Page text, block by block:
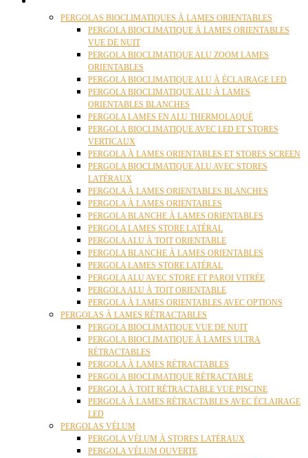
PERGOLAS BIOCLIMATIQUES À LAMES ORIENTABLES
PERGOLA BIOCLIMATIQUE À LAMES ORIENTABLES
VUE DE NUIT
PERGOLA BIOCLIMATIQUE ALU ZOOM LAMES
ORIENTABLES
PERGOLA BIOCLIMATIQUE ALU À ÉCLAIRAGE LED
PERGOLA BIOCLIMATIQUE ALU À LAMES
ORIENTABLES BLANCHES
PERGOLA LAMES EN ALU THERMOLAQUÉ
PERGOLA BIOCLIMATIQUE AVEC LED ET STORES
VERTICAUX
PERGOLA À LAMES ORIENTABLES ET STORES SCREEN
PERGOLA BIOCLIMATIQUE ALU AVEC STORES
LATÉRAUX
PERGOLA À LAMES ORIENTABLES BLANCHES
PERGOLA À LAMES ORIENTABLES
PERGOLA BLANCHE À LAMES ORIENTABLES
PERGOLA LAMES STORE LATÉRAL
PERGOLA ALU À TOIT ORIENTABLE
PERGOLA BLANCHE À LAMES ORIENTABLES
PERGOLA LAMES STORE LATÉRAL
PERGOLA ALU AVEC STORE ET PAROI VITRÉE
PERGOLA ALU À TOIT ORIENTABLE
PERGOLA À LAMES ORIENTABLES AVEC OPTIONS
PERGOLAS À LAMES RÉTRACTABLES
PERGOLA BIOCLIMATIQUE VUE DE NUIT
PERGOLA BIOCLIMATIQUE À LAMES ULTRA
RÉTRACTABLES
PERGOLA À LAMES RÉTRACTABLES
PERGOLA BIOCLIMATIQUE RÉTRACTABLE
PERGOLA À TOIT RÉTRACTABLE VUE PISCINE
PERGOLA À LAMES RÉTRACTABLES AVEC ÉCLAIRAGE
LED
PERGOLAS VÉLUM
PERGOLA VÉLUM À STORES LATÉRAUX
PERGOLA VÉLUM OUVERTE